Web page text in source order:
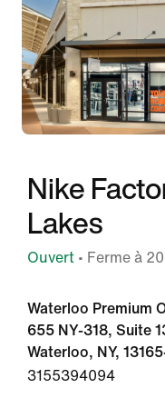
Nike
Lakes
Ouvert • Ferme à
Waterloo Premium
655 NY-318, Suite
Waterloo, NY,
3155394094